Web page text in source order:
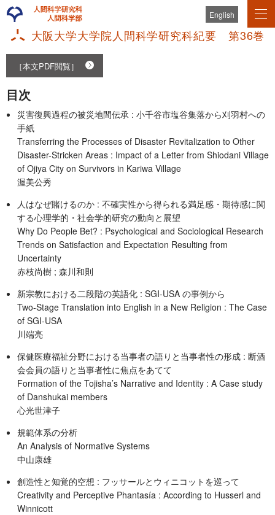
English
大阪大学大学院人間科学研究科紀要 第36巻
［本文PDF閲覧］
目次
災害復興過程の被災地間伝承 : 小千谷市塩谷集落から刈羽村への
手紙
Transferring the Processes of Disaster Revitalization to Other
Disaster-Stricken Areas : Impact of a Letter from Shiodani Village
of Ojiya City on Survivors in Kariwa Village
渥美公秀
人はなぜ賭けるのか : 不確実性から得られる満足感・期待感に関
する心理学的・社会学的研究の動向と展望
Why Do People Bet? : Psychological and Sociological Research
Trends on Satisfaction and Expectation Resulting from
Uncertainty
赤枝尚樹 ; 森川和則
新宗教における二段階の英語化 : SGI-USA の事例から
Two-Stage Translation into English in a New Religion : The Case
of SGI-USA
川端亮
保健医療福祉分野における当事者の語りと当事者性の形成 : 断酒
会会員の語りと当事者性に焦点をあてて
Formation of the Tojisha’s Narrative and Identity : A Case study
of Danshukai members
心光世津子
規範体系の分析
An Analysis of Normative Systems
中山康雄
創造性と知覚的空想 : フッサールとウィニコットを巡って
Creativity and Perceptive Phantasía : According to Husserl and
Winnicott